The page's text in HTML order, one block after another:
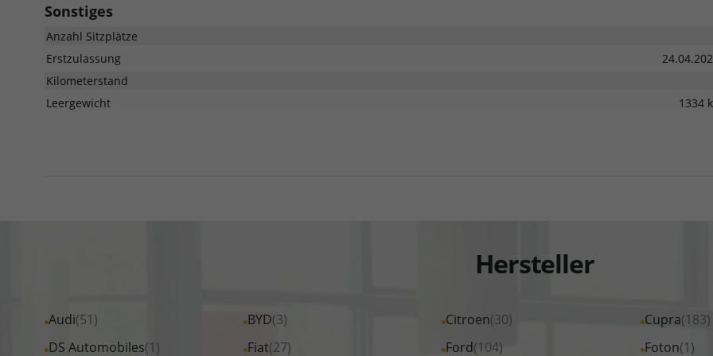
Sonstiges
Anzahl Sitzplätze
Erstzulassung
Kilometerstand
Leergewicht
1334
Hersteller
Audi(51)
Alle
Fahrzeuge
BYD(3)
Alle
Fahrzeuge
Citroen(30)
Alle
Fahrzeuge
Cupra(183)
Alle
Fahrzeuge
DS Automobiles(1)
Alle
Fiat(27)
Alle
Ford(104)
Alle
Foton(1)
Alle